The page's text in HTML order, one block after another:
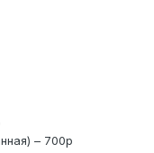
– 700р